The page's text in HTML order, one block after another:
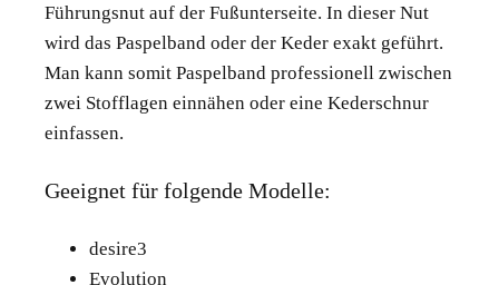
Führungsnut auf der Fußunterseite. In dieser Nut
wird das Paspelband oder der Keder exakt geführt.
Man kann somit Paspelband professionell zwischen
zwei Stofflagen einnähen oder eine Kederschnur
einfassen.
Geeignet für folgende Modelle:
desire3
Evolution